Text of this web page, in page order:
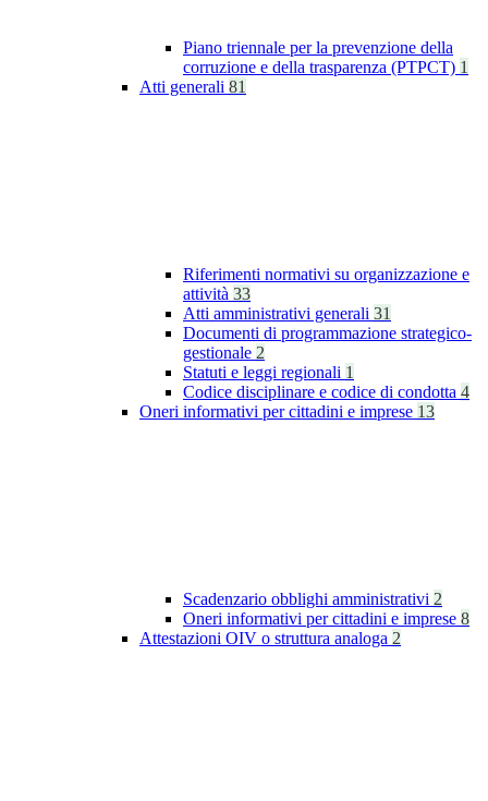
Piano triennale per la prevenzione della
corruzione e della trasparenza (PTPCT) 1
Atti generali 81
Riferimenti normativi su organizzazione e
attività 33
Atti amministrativi generali 31
Documenti di programmazione strategico-
gestionale 2
Statuti e leggi regionali 1
Codice disciplinare e codice di condotta 4
Oneri informativi per cittadini e imprese 13
Scadenzario obblighi amministrativi 2
Oneri informativi per cittadini e imprese 8
Attestazioni OIV o struttura analoga 2